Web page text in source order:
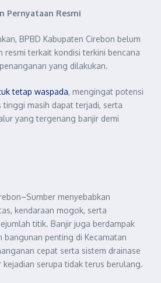
Pernyataan Resmi
BPBD Kabupaten Cirebon belum
resmi terkait kondisi terkini bencana
yang dilakukan.
tetap waspada, mengingat potensi
masih dapat terjadi, serta
yang tergenang banjir demi
menyebabkan
kendaraan mogok, serta
titik. Banjir juga berdampak
bangunan penting di Kecamatan
cepat serta sistem drainase
serupa tidak terus berulang.